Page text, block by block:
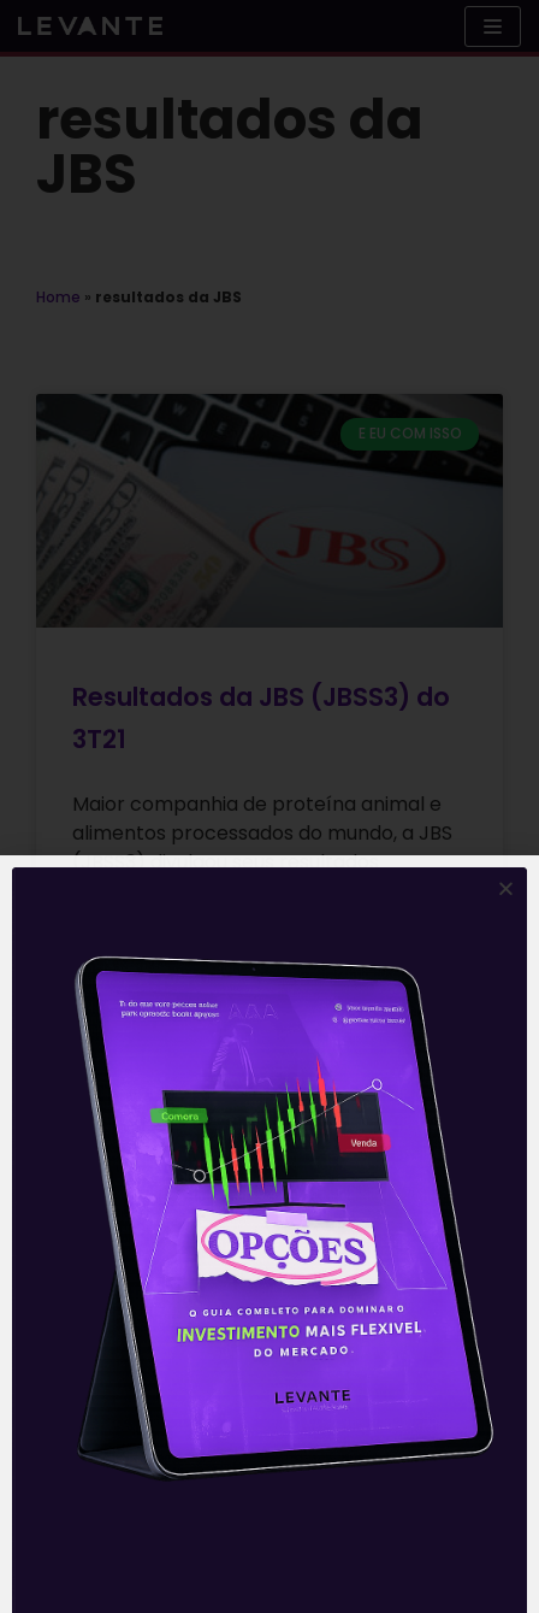
Skip
to
resultados da
JBS
Home » resultados da JBS
E EU COM ISSO
Resultados da JBS (JBSS3) do
3T21
Maior companhia de proteína animal e
alimentos processados do mundo, a JBS
(JBSS3) divulgou seus resultados
Leia mais
11/11/2021
E EU COM ISSO
Resultados da JBS (JBSS3) do
2T21